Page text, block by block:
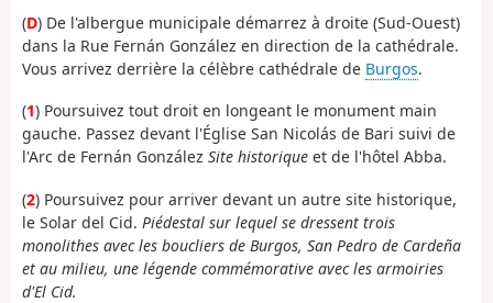
(D) De l'albergue municipale démarrez à droite (Sud-Ouest)
dans la Rue Fernán González en direction de la cathédrale.
Vous arrivez derrière la célèbre cathédrale de Burgos.
(1) Poursuivez tout droit en longeant le monument main
gauche. Passez devant l'Église San Nicolás de Bari suivi de
l'Arc de Fernán González Site historique et de l'hôtel Abba.
(2) Poursuivez pour arriver devant un autre site historique,
le Solar del Cid. Piédestal sur lequel se dressent trois
monolithes avec les boucliers de Burgos, San Pedro de Cardeña
et au milieu, une légende commémorative avec les armoiries
d'El Cid.